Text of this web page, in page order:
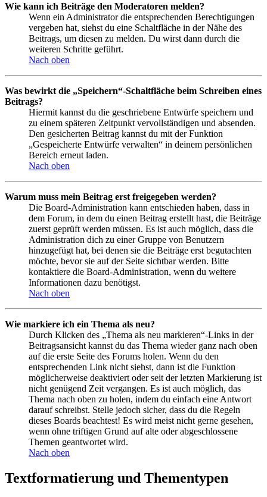
Wie kann ich Beiträge den Moderatoren melden?
Wenn ein Administrator die entsprechenden Berechtigungen
vergeben hat, siehst du eine Schaltfläche in der Nähe des
Beitrags, um diesen zu melden. Du wirst dann durch die
weiteren Schritte geführt.
Nach oben
Was bewirkt die „Speichern“-Schaltfläche beim Schreiben eines
Beitrags?
Hiermit kannst du die geschriebene Entwürfe speichern und
zu einem späteren Zeitpunkt vervollständigen und absenden.
Den gesicherten Beitrag kannst du mit der Funktion
„Gespeicherte Entwürfe verwalten“ in deinem persönlichen
Bereich erneut laden.
Nach oben
Warum muss mein Beitrag erst freigegeben werden?
Die Board-Administration kann entschieden haben, dass in
dem Forum, in dem du einen Beitrag erstellt hast, die Beiträge
zuerst geprüft werden müssen. Es ist auch möglich, dass die
Administration dich zu einer Gruppe von Benutzern
hinzugefügt hat, bei denen sie die Beiträge erst begutachten
möchte, bevor sie auf der Seite sichtbar werden. Bitte
kontaktiere die Board-Administration, wenn du weitere
Informationen dazu benötigst.
Nach oben
Wie markiere ich ein Thema als neu?
Durch Klicken des „Thema als neu markieren“-Links in der
Beitragsansicht kannst du das Thema wieder ganz nach oben
auf die erste Seite des Forums holen. Wenn du den
entsprechenden Link nicht siehst, dann ist die Funktion
möglicherweise deaktiviert oder seit der letzten Markierung ist
nicht genügend Zeit vergangen. Es ist auch möglich, das
Thema nach oben zu holen, indem du einfach eine Antwort
darauf schreibst. Stelle jedoch sicher, dass du die Regeln
dieses Boards beachtest! Es wird meist nicht gerne gesehen,
wenn ohne triftigen Grund auf alte oder abgeschlossene
Themen geantwortet wird.
Nach oben
Textformatierung und Thementypen